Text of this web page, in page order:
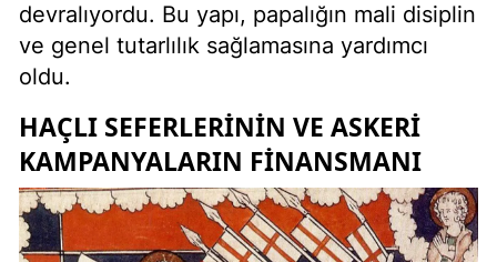
devralıyordu. Bu yapı, papalığın mali disiplin
ve genel tutarlılık sağlamasına yardımcı
oldu.
HAÇLI SEFERLERININ VE ASKERI
KAMPANYALARIN FINANSMANI